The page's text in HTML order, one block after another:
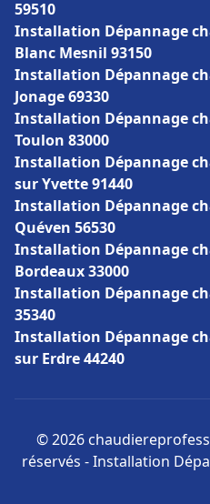
59510
Installation Dépannage
Blanc Mesnil 93150
Installation Dépannage
Jonage 69330
Installation Dépannage
Toulon 83000
Installation Dépannage
sur Yvette 91440
Installation Dépannage
Quéven 56530
Installation Dépannage
Bordeaux 33000
Installation Dépannage
35340
Installation Dépannage
sur Erdre 44240
© 2026
réservés - Installation